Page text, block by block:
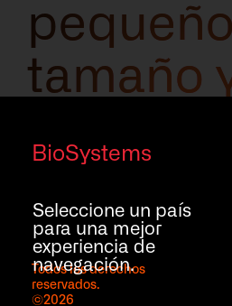
BioSystems
Seleccione un país
para una mejor
experiencia de
navegación.
Todos los derechos
reservados.
©2026
pequeño
tamaño
de los